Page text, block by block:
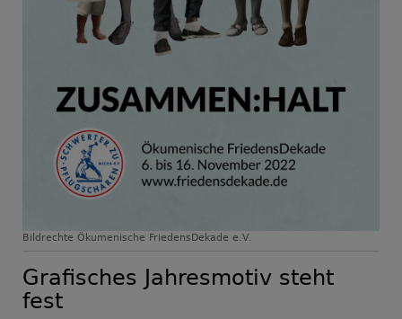
Bildrechte Ökumenische FriedensDekade e.V.
Grafisches Jahresmotiv steht
fest